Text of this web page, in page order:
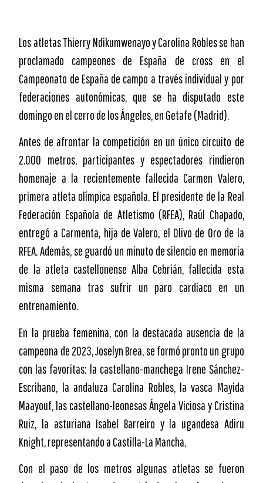
Los atletas Thierry Ndikumwenayo y Carolina Robles se han
proclamado campeones de España de cross en el
Campeonato de España de campo a través individual y por
federaciones autonómicas, que se ha disputado este
domingo en el cerro de los Ángeles, en Getafe (Madrid).
Antes de afrontar la competición en un único circuito de
2.000 metros, participantes y espectadores rindieron
homenaje a la recientemente fallecida Carmen Valero,
primera atleta olímpica española. El presidente de la Real
Federación Española de Atletismo (RFEA), Raúl Chapado,
entregó a Carmenta, hija de Valero, el Olivo de Oro de la
RFEA. Además, se guardó un minuto de silencio en memoria
de la atleta castellonense Alba Cebrián, fallecida esta
misma semana tras sufrir un paro cardiaco en un
entrenamiento.
En la prueba femenina, con la destacada ausencia de la
campeona de 2023, Joselyn Brea, se formó pronto un grupo
con las favoritas: la castellano-manchega Irene Sánchez-
Escribano, la andaluza Carolina Robles, la vasca Mayida
Maayouf, las castellano-leonesas Ángela Viciosa y Cristina
Ruiz, la asturiana Isabel Barreiro y la ugandesa Adiru
Knight, representando a Castilla-La Mancha.
Con el paso de los metros algunas atletas se fueron